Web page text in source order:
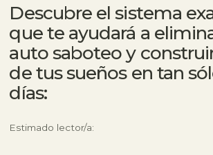
Descubre el sistema
que te ayudará a
auto saboteo y
de tus sueños en tan
días:
Estimado lector/a: